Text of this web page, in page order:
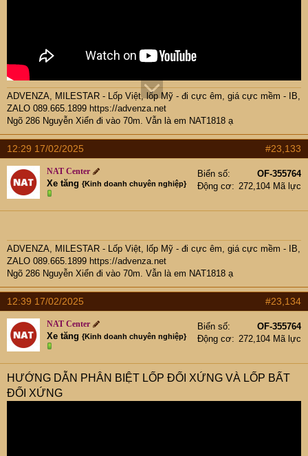
ADVENZA, MILESTAR - Lốp Việt, lốp Mỹ - đi cực êm, giá cực mềm - IB,
ZALO 089.665.1899 https://advenza.net
Ngõ 286 Nguyễn Xiển đi vào 70m. Vẫn là em NAT1818 ạ
12:29 17/02/2025 #23,133
NAT Center
Xe tăng {Kinh doanh chuyên nghiệp}
Biển số
OF-355764
Động cơ
272,104 Mã lực
ADVENZA, MILESTAR - Lốp Việt, lốp Mỹ - đi cực êm, giá cực mềm - IB,
ZALO 089.665.1899 https://advenza.net
Ngõ 286 Nguyễn Xiển đi vào 70m. Vẫn là em NAT1818 ạ
12:39 17/02/2025 #23,134
NAT Center
Xe tăng {Kinh doanh chuyên nghiệp}
Biển số
OF-355764
Động cơ
272,104 Mã lực
HƯỚNG DẪN PHÂN BIỆT LỐP ĐỐI XỨNG VÀ LỐP BẤT
ĐỐI XỨNG